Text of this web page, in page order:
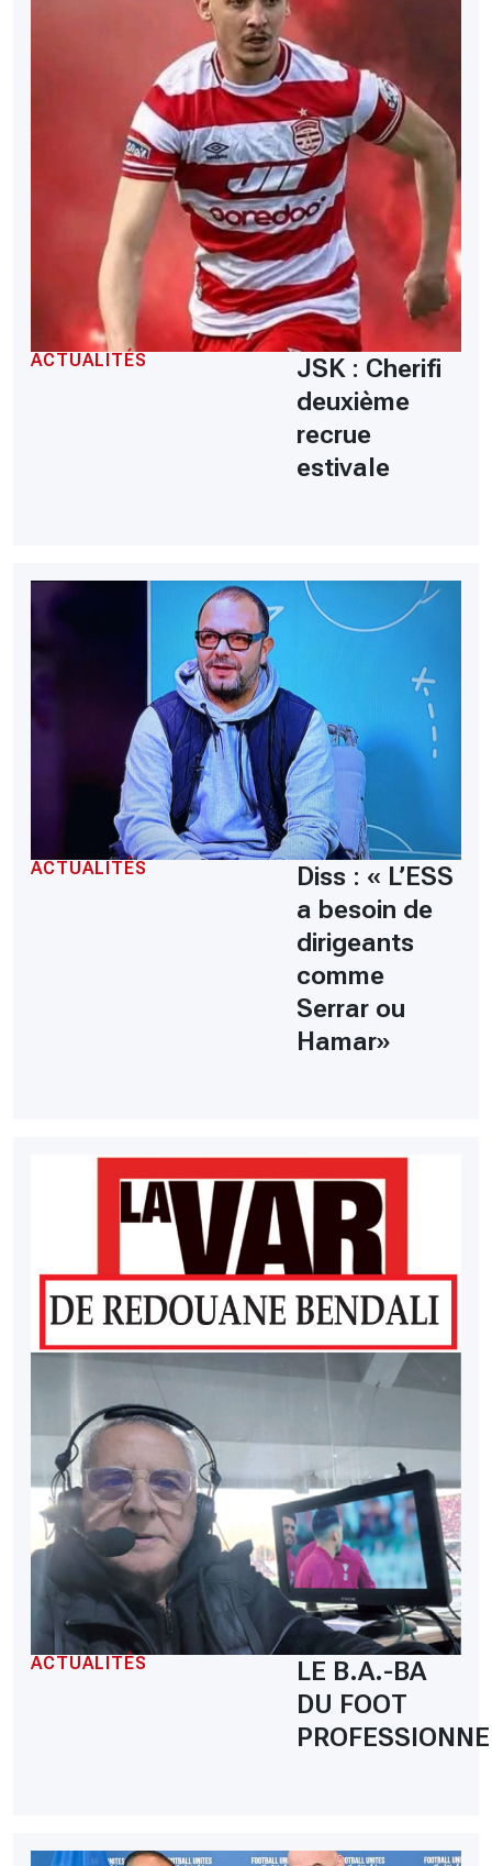
ACTUALITÉS
JSK : Cherifi
deuxième
recrue
estivale
ACTUALITÉS
Diss : « L’ESS
a besoin de
dirigeants
comme
Serrar ou
Hamar»
ACTUALITÉS
LE B.A.-BA
DU FOOT